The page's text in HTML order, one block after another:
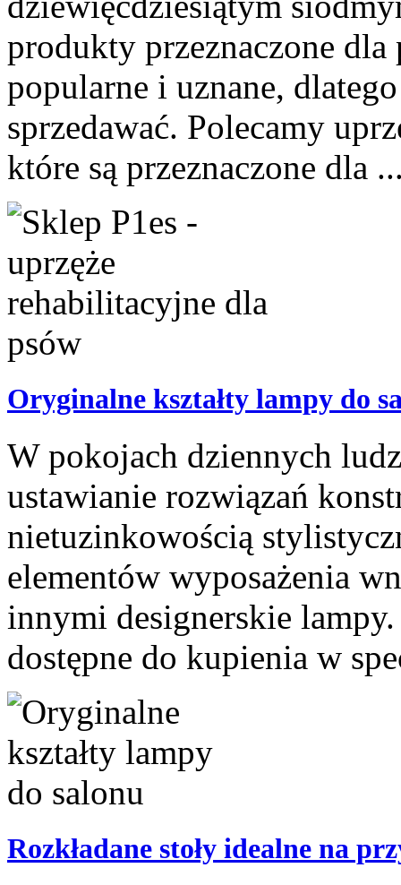
produkty przeznaczone
popularne i uznane,
sprzedawać. Polecamy
które są przeznaczone dla
Oryginalne kształty lampy do
W pokojach dziennych
ustawianie rozwiązań
nietuzinkowością
elementów wyposażenia
innymi designerskie
dostępne do kupienia w
Rozkładane stoły idealne na